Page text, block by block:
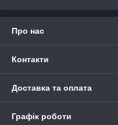
Про нас
Контакти
Доставка та оплата
Графік роботи